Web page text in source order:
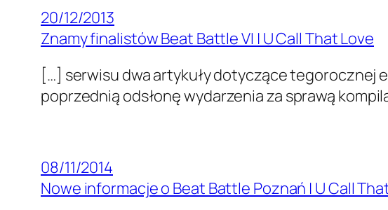
20/12/2013
Znamy finalistów Beat Battle VI | U Call That Love
[…] serwisu dwa artykuły dotyczące tegorocznej
poprzednią odsłonę wydarzenia za sprawą
08/11/2014
Nowe informacje o Beat Battle Poznań | U Call